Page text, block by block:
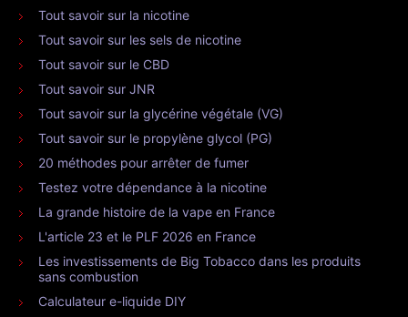
Tout savoir sur la nicotine
Tout savoir sur les sels de nicotine
Tout savoir sur le CBD
Tout savoir sur JNR
Tout savoir sur la glycérine végétale (VG)
Tout savoir sur le propylène glycol (PG)
20 méthodes pour arrêter de fumer
Testez votre dépendance à la nicotine
La grande histoire de la vape en France
L'article 23 et le PLF 2026 en France
Les investissements de Big Tobacco dans les produits
sans combustion
Calculateur e-liquide DIY